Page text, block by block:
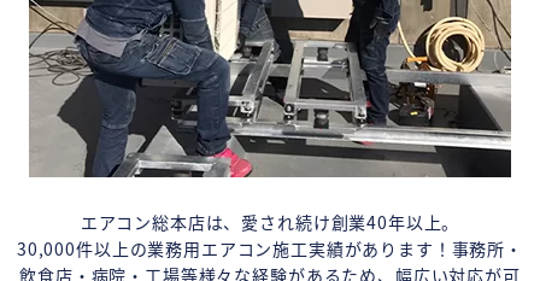
エアコン総本店は、愛され続け創業40年以上。
30,000件以上の業務用エアコン施工実績があります！事務所・
飲食店・病院・工場等様々な経験があるため、幅広い対応が可